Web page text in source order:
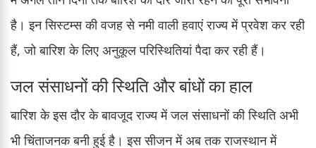
है। इन सिस्टम्स की वजह से नमी वाली हवाएं राज्य में प्रवेश कर रही
हैं, जो बारिश के लिए अनुकूल परिस्थितियां पैदा कर रही हैं।
जल संसाधनों की स्थिति और बांधों का हाल
बारिश के इस दौर के बावजूद राज्य में जल संसाधनों की स्थिति अभी
भी चिंताजनक बनी हुई है। इस सीजन में अब तक राजस्थान में